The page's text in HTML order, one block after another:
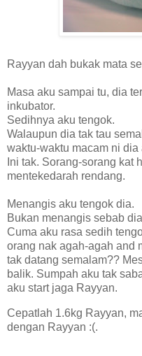
Rayyan dah bukak mata
Masa aku sampai tu, dia
inkubator.
Sedihnya aku tengok.
Walaupun dia tak tau
waktu-waktu macam ni
Ini tak. Sorang-sorang kat
mentekedarah rendang.
Menangis aku tengok dia.
Bukan menangis sebab
Cuma aku rasa sedih
orang nak agah-agah and
tak datang semalam??
balik. Sumpah aku tak
aku start jaga Rayyan.
Cepatlah 1.6kg Rayyan,
dengan Rayyan :(.